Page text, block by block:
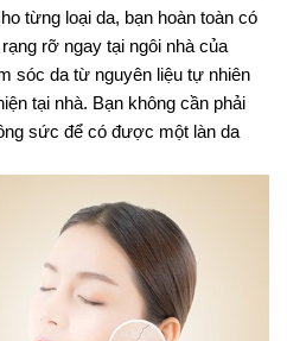
từng loại da, bạn hoàn toàn có
rỡ ngay tại ngôi nhà của
sóc da từ nguyên liệu tự nhiên
tại nhà. Bạn không cần phải
sức để có được một làn da